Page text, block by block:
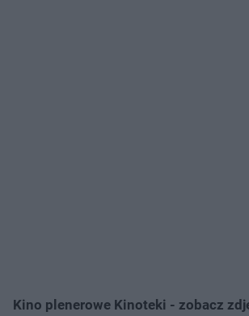
Kino plenerowe Kinoteki - zobacz